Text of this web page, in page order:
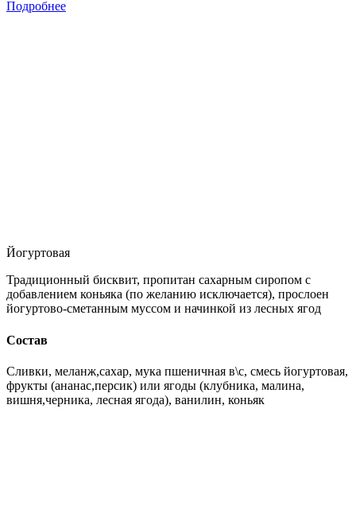
Подробнее
Йогуртовая
Традиционный бисквит, пропитан сахарным сиропом с
добавлением коньяка (по желанию исключается), прослоен
йогуртово-сметанным муссом и начинкой из лесных ягод
Состав
Сливки, меланж,сахар, мука пшеничная в\с, смесь йогуртовая,
фрукты (ананас,персик) или ягоды (клубника, малина,
вишня,черника, лесная ягода), ванилин, коньяк